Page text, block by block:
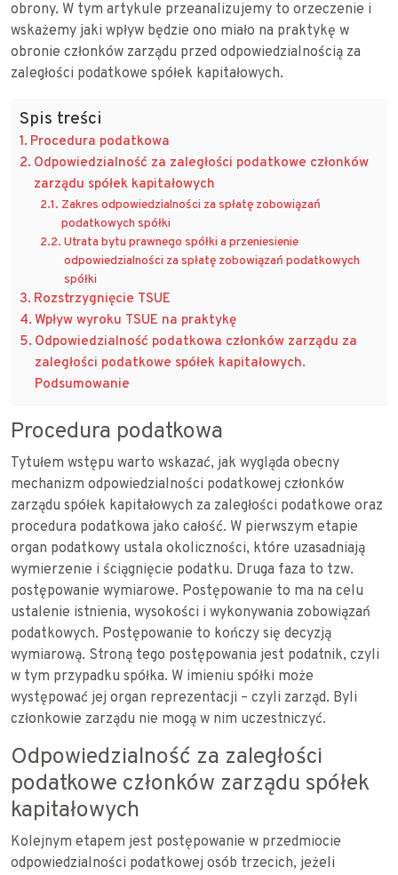
obrony. W tym artykule przeanalizujemy to orzeczenie i
wskażemy jaki wpływ będzie ono miało na praktykę w
obronie członków zarządu przed odpowiedzialnością za
zaległości podatkowe spółek kapitałowych.
Spis treści
Procedura podatkowa
Odpowiedzialność za zaległości podatkowe członków
zarządu spółek kapitałowych
Zakres odpowiedzialności za spłatę zobowiązań
podatkowych spółki
Utrata bytu prawnego spółki a przeniesienie
odpowiedzialności za spłatę zobowiązań podatkowych
spółki
Rozstrzygnięcie TSUE
Wpływ wyroku TSUE na praktykę
Odpowiedzialność podatkowa członków zarządu za
zaległości podatkowe spółek kapitałowych.
Podsumowanie
Procedura podatkowa
Tytułem wstępu warto wskazać, jak wygląda obecny
mechanizm odpowiedzialności podatkowej członków
zarządu spółek kapitałowych za zaległości podatkowe oraz
procedura podatkowa jako całość. W pierwszym etapie
organ podatkowy ustala okoliczności, które uzasadniają
wymierzenie i ściągnięcie podatku. Druga faza to tzw.
postępowanie wymiarowe. Postępowanie to ma na celu
ustalenie istnienia, wysokości i wykonywania zobowiązań
podatkowych. Postępowanie to kończy się decyzją
wymiarową. Stroną tego postępowania jest podatnik, czyli
w tym przypadku spółka. W imieniu spółki może
występować jej organ reprezentacji – czyli zarząd. Byli
członkowie zarządu nie mogą w nim uczestniczyć.
Odpowiedzialność za zaległości
podatkowe członków zarządu spółek
kapitałowych
Kolejnym etapem jest postępowanie w przedmiocie
odpowiedzialności podatkowej osób trzecich, jeżeli